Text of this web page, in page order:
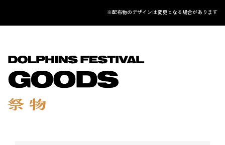
※配布物のデザインは変更になる場合があります